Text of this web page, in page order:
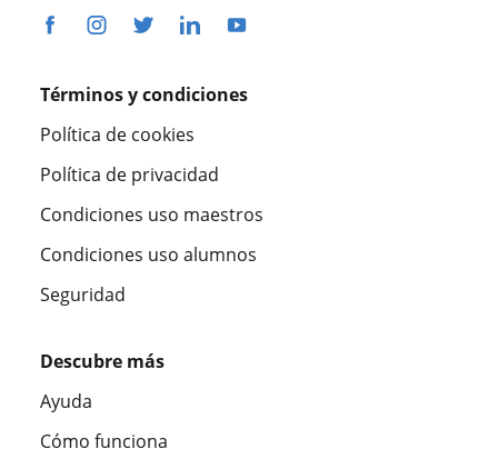
Términos y condiciones
Política de cookies
Política de privacidad
Condiciones uso maestros
Condiciones uso alumnos
Seguridad
Descubre más
Ayuda
Cómo funciona